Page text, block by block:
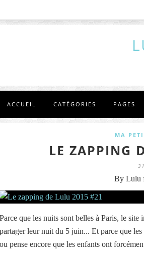
ACCUEIL CATÉGORIES PAGES
MA
LE ZAPPING
By Lulu
Parce que les nuits sont belles à Paris, le
partager leur nuit du 5 juin... Et parce que
ou pense encore que les enfants ont